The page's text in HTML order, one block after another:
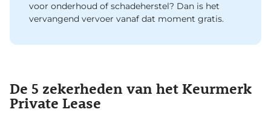
voor onderhoud of schadeherstel? Dan is het
vervangend vervoer vanaf dat moment gratis.
De 5 zekerheden van het Keurmerk
Private Lease